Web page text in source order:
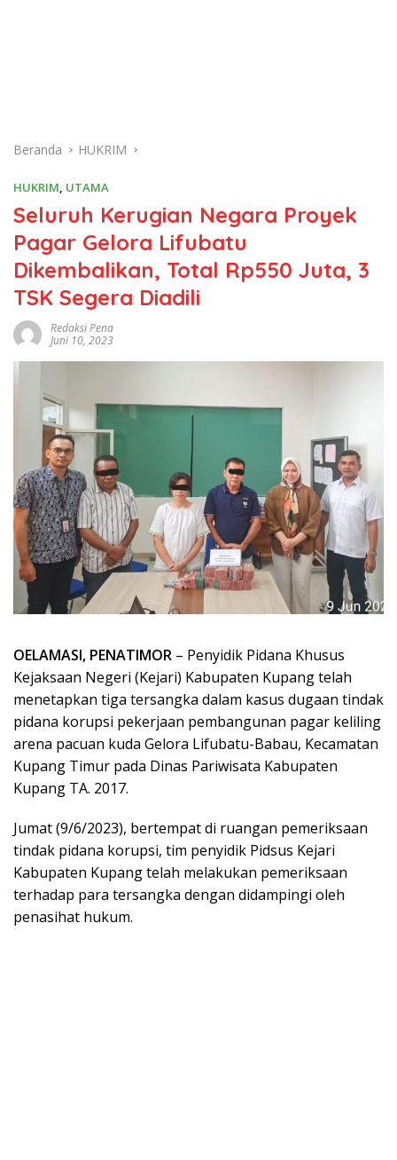
Beranda HUKRIM
HUKRIM, UTAMA
Seluruh Kerugian Negara Proyek
Pagar Gelora Lifubatu
Dikembalikan, Total Rp550 Juta, 3
TSK Segera Diadili
Redaksi Pena
Juni 10, 2023
OELAMASI, PENATIMOR – Penyidik Pidana Khusus
Kejaksaan Negeri (Kejari) Kabupaten Kupang telah
menetapkan tiga tersangka dalam kasus dugaan tindak
pidana korupsi pekerjaan pembangunan pagar keliling
arena pacuan kuda Gelora Lifubatu-Babau, Kecamatan
Kupang Timur pada Dinas Pariwisata Kabupaten
Kupang TA. 2017.
Jumat (9/6/2023), bertempat di ruangan pemeriksaan
tindak pidana korupsi, tim penyidik Pidsus Kejari
Kabupaten Kupang telah melakukan pemeriksaan
terhadap para tersangka dengan didampingi oleh
penasihat hukum.